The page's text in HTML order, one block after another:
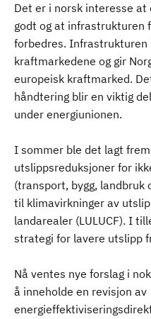
Det er i norsk interesse
godt og at infrastrukturen
forbedres. Infrastrukturen
kraftmarkedene og gir
europeisk kraftmarked.
håndtering blir en viktig
under energiunionen.
I sommer ble det lagt
utslippsreduksjoner for
(transport, bygg,
til klimavirkninger av
landarealer (LULUCF). I
strategi for lavere utslipp
Nå ventes nye forslag i
å inneholde en revisjon av